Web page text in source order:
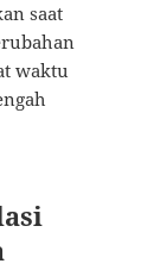
saat
waktu